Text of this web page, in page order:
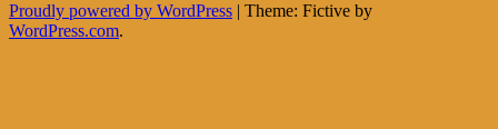
Proudly powered by WordPress | Theme: Fictive by
WordPress.com.